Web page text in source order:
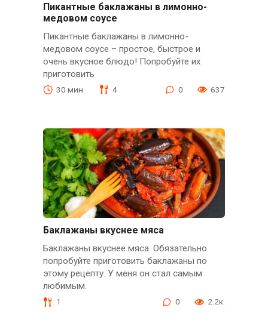
Пикантные баклажаны в лимонно-
медовом соусе
Пикантные баклажаны в лимонно-
медовом соусе – простое, быстрое и
очень вкусное блюдо! Попробуйте их
приготовить
30 мин. 4 0 637
Баклажаны вкуснее мяса
Баклажаны вкуснее мяса. Обязательно
попробуйте приготовить баклажаны по
этому рецепту. У меня он стал самым
любимым.
1 0 2.2к.